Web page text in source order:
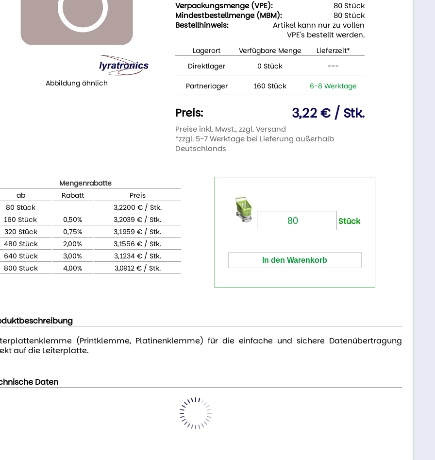
Abbildung ähnlich
Verpackungsmenge (VPE):
80 Stück
Mindestbestellmenge (MBM):
80 Stück
Bestellhinweis:
Artikel kann nur zu vollen
VPE's bestellt werden.
Lagerort Verfügbare Menge
Lieferzeit*
Direktlager
0 Stück ---
Partnerlager 160 Stück 6-8 Werktage
Preis: 3,22 € / Stk.
Preise inkl. Mwst., zzgl. Versand
*zzgl. 5-7 Werktage bei Lieferung außerhalb
Deutschlands
Mengenrabatte
ab
Rabatt
Preis
80 Stück
3,2200 € / Stk.
160 Stück
0,50%
3,2039 € / Stk.
320 Stück
0,75%
3,1959 € / Stk.
480 Stück
2,00%
3,1556 € / Stk.
640 Stück
3,00%
3,1234 € / Stk.
800 Stück
4,00% 3,0912 € / Stk.
Stück
(Printklemme, Platinenklemme) für die einfache und sichere Datenübertragung
auf die Leiterplatte.
Daten